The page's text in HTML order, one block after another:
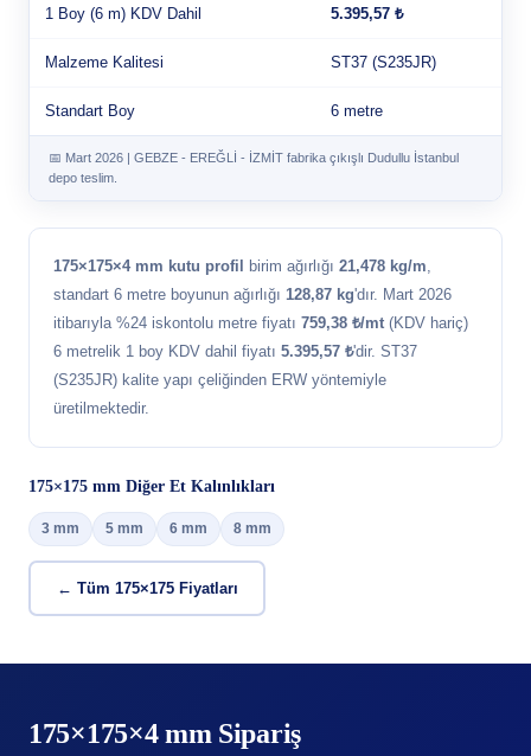
1 Boy (6 m) KDV Dahil 5.395,57 ₺
Malzeme Kalitesi ST37 (S235JR)
Standart Boy 6 metre
📅 Mart 2026 | GEBZE - EREĞLİ - İZMİT fabrika çıkışlı Dudullu İstanbul
depo teslim.
175×175×4 mm kutu profil birim ağırlığı 21,478 kg/m,
standart 6 metre boyunun ağırlığı 128,87 kg'dır. Mart 2026
itibarıyla %24 iskontolu metre fiyatı 759,38 ₺/mt (KDV hariç)
6 metrelik 1 boy KDV dahil fiyatı 5.395,57 ₺'dir. ST37
(S235JR) kalite yapı çeliğinden ERW yöntemiyle
üretilmektedir.
175×175 mm Diğer Et Kalınlıkları
3 mm 5 mm 6 mm 8 mm
← Tüm 175×175 Fiyatları
175×175×4 mm Sipariş